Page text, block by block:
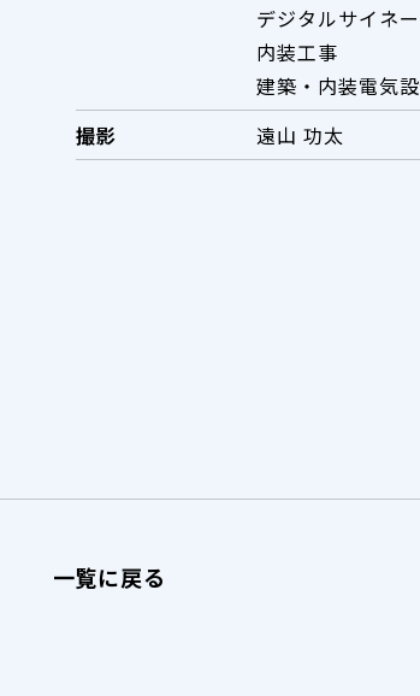
デジタルサイネ
内装工事
建築・内装電気
撮影
遠山 功太
一覧に戻る